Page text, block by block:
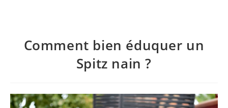
Comment bien éduquer un
Spitz nain ?